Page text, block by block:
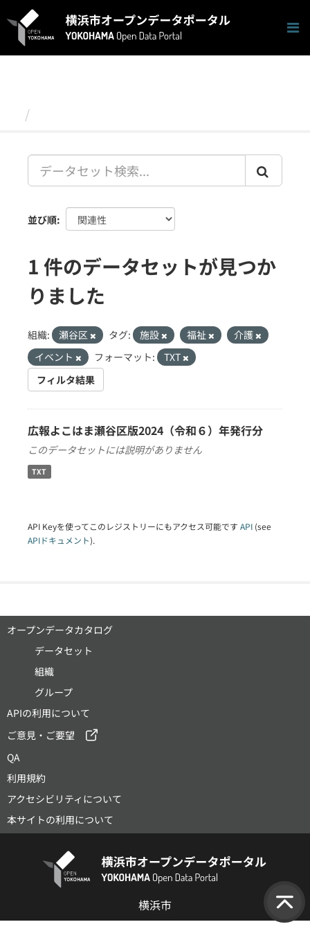
キ
並び順
1 件のデータセットが見つか
りました
組織: 瀬谷区 タグ: 施設 福祉
介護
イベント
フォーマット:
TXT
フィルタ結果
広報よこはま瀬谷区版2024（令和６）年発行分
このデータセットには説明がありません
TXT
API Keyを使ってこのレジストリーにもアクセス可能です API (see
APIドキュメント).
オープンデータカタログ
データセット
組織
グループ
APIの利用について
ご意見・ご要望
QA
利用規約
アクセシビリティについて
本サイトの利用について
横浜市